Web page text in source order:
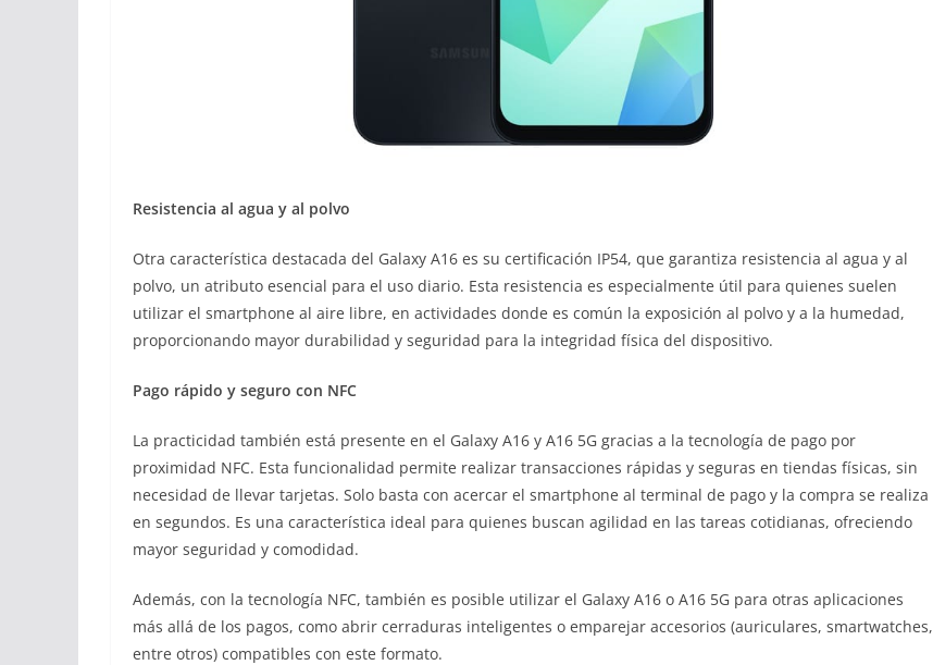
Resistencia al agua y al polvo
Otra característica destacada del Galaxy A16 es su certificación IP54, que garantiza resistencia al agua y al
polvo, un atributo esencial para el uso diario. Esta resistencia es especialmente útil para quienes suelen
utilizar el smartphone al aire libre, en actividades donde es común la exposición al polvo y a la humedad,
proporcionando mayor durabilidad y seguridad para la integridad física del dispositivo.
Pago rápido y seguro con NFC
La practicidad también está presente en el Galaxy A16 y A16 5G gracias a la tecnología de pago por
proximidad NFC. Esta funcionalidad permite realizar transacciones rápidas y seguras en tiendas físicas, sin
necesidad de llevar tarjetas. Solo basta con acercar el smartphone al terminal de pago y la compra se realiza
en segundos. Es una característica ideal para quienes buscan agilidad en las tareas cotidianas, ofreciendo
mayor seguridad y comodidad.
Además, con la tecnología NFC, también es posible utilizar el Galaxy A16 o A16 5G para otras aplicaciones
más allá de los pagos, como abrir cerraduras inteligentes o emparejar accesorios (auriculares, smartwatches,
entre otros) compatibles con este formato.